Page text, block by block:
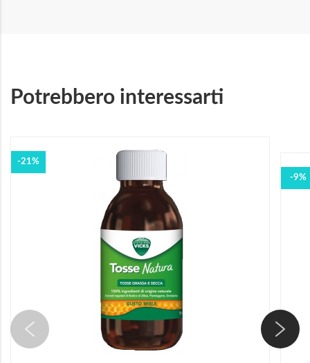
Potrebbero interessarti
-21%
-9%